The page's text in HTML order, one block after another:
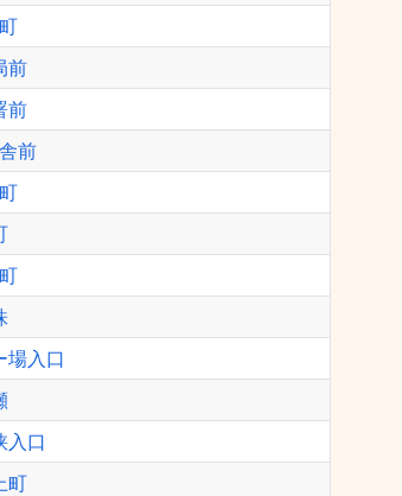
前
前
前
場入口
入口
町